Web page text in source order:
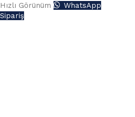
Hızlı Görünüm
WhatsApp
Sipariş